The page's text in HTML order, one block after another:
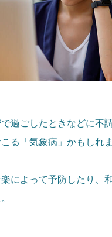
過ごしたときなどに不
る「気象病」かもしれ
によって予防したり